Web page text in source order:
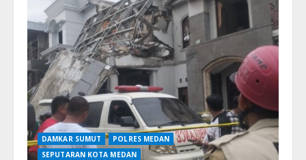
Perkuat
Layanan
Kesehatan
di
RSUD
dr
Thomsen
Nias,
Warga
Tak
Perlu
Lagi
Dirujuk
ke
Luar
Pulau
DAMKAR SUMUT
POLRES MEDAN
SEPUTARAN KOTA MEDAN